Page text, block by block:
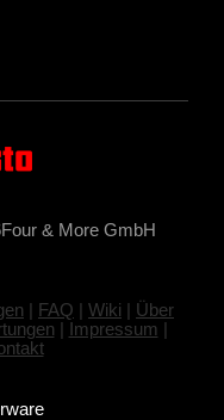
& More GmbH
| FAQ | Wiki | Über
| Impressum |